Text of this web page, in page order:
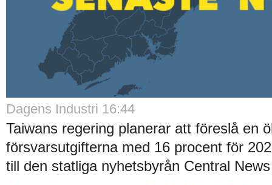
Dagens Industri 16:44
Taiwans regering planerar att föreslå en
försvarsutgifterna med 16 procent för
till den statliga nyhetsbyrån Central